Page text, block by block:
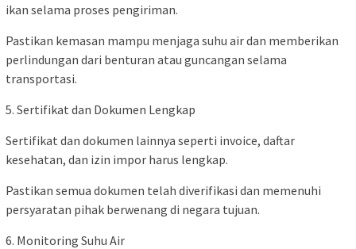
ikan selama proses pengiriman.
Pastikan kemasan mampu menjaga suhu air dan memberikan
perlindungan dari benturan atau guncangan selama
transportasi.
5. Sertifikat dan Dokumen Lengkap
Sertifikat dan dokumen lainnya seperti invoice, daftar
kesehatan, dan izin impor harus lengkap.
Pastikan semua dokumen telah diverifikasi dan memenuhi
persyaratan pihak berwenang di negara tujuan.
6. Monitoring Suhu Air